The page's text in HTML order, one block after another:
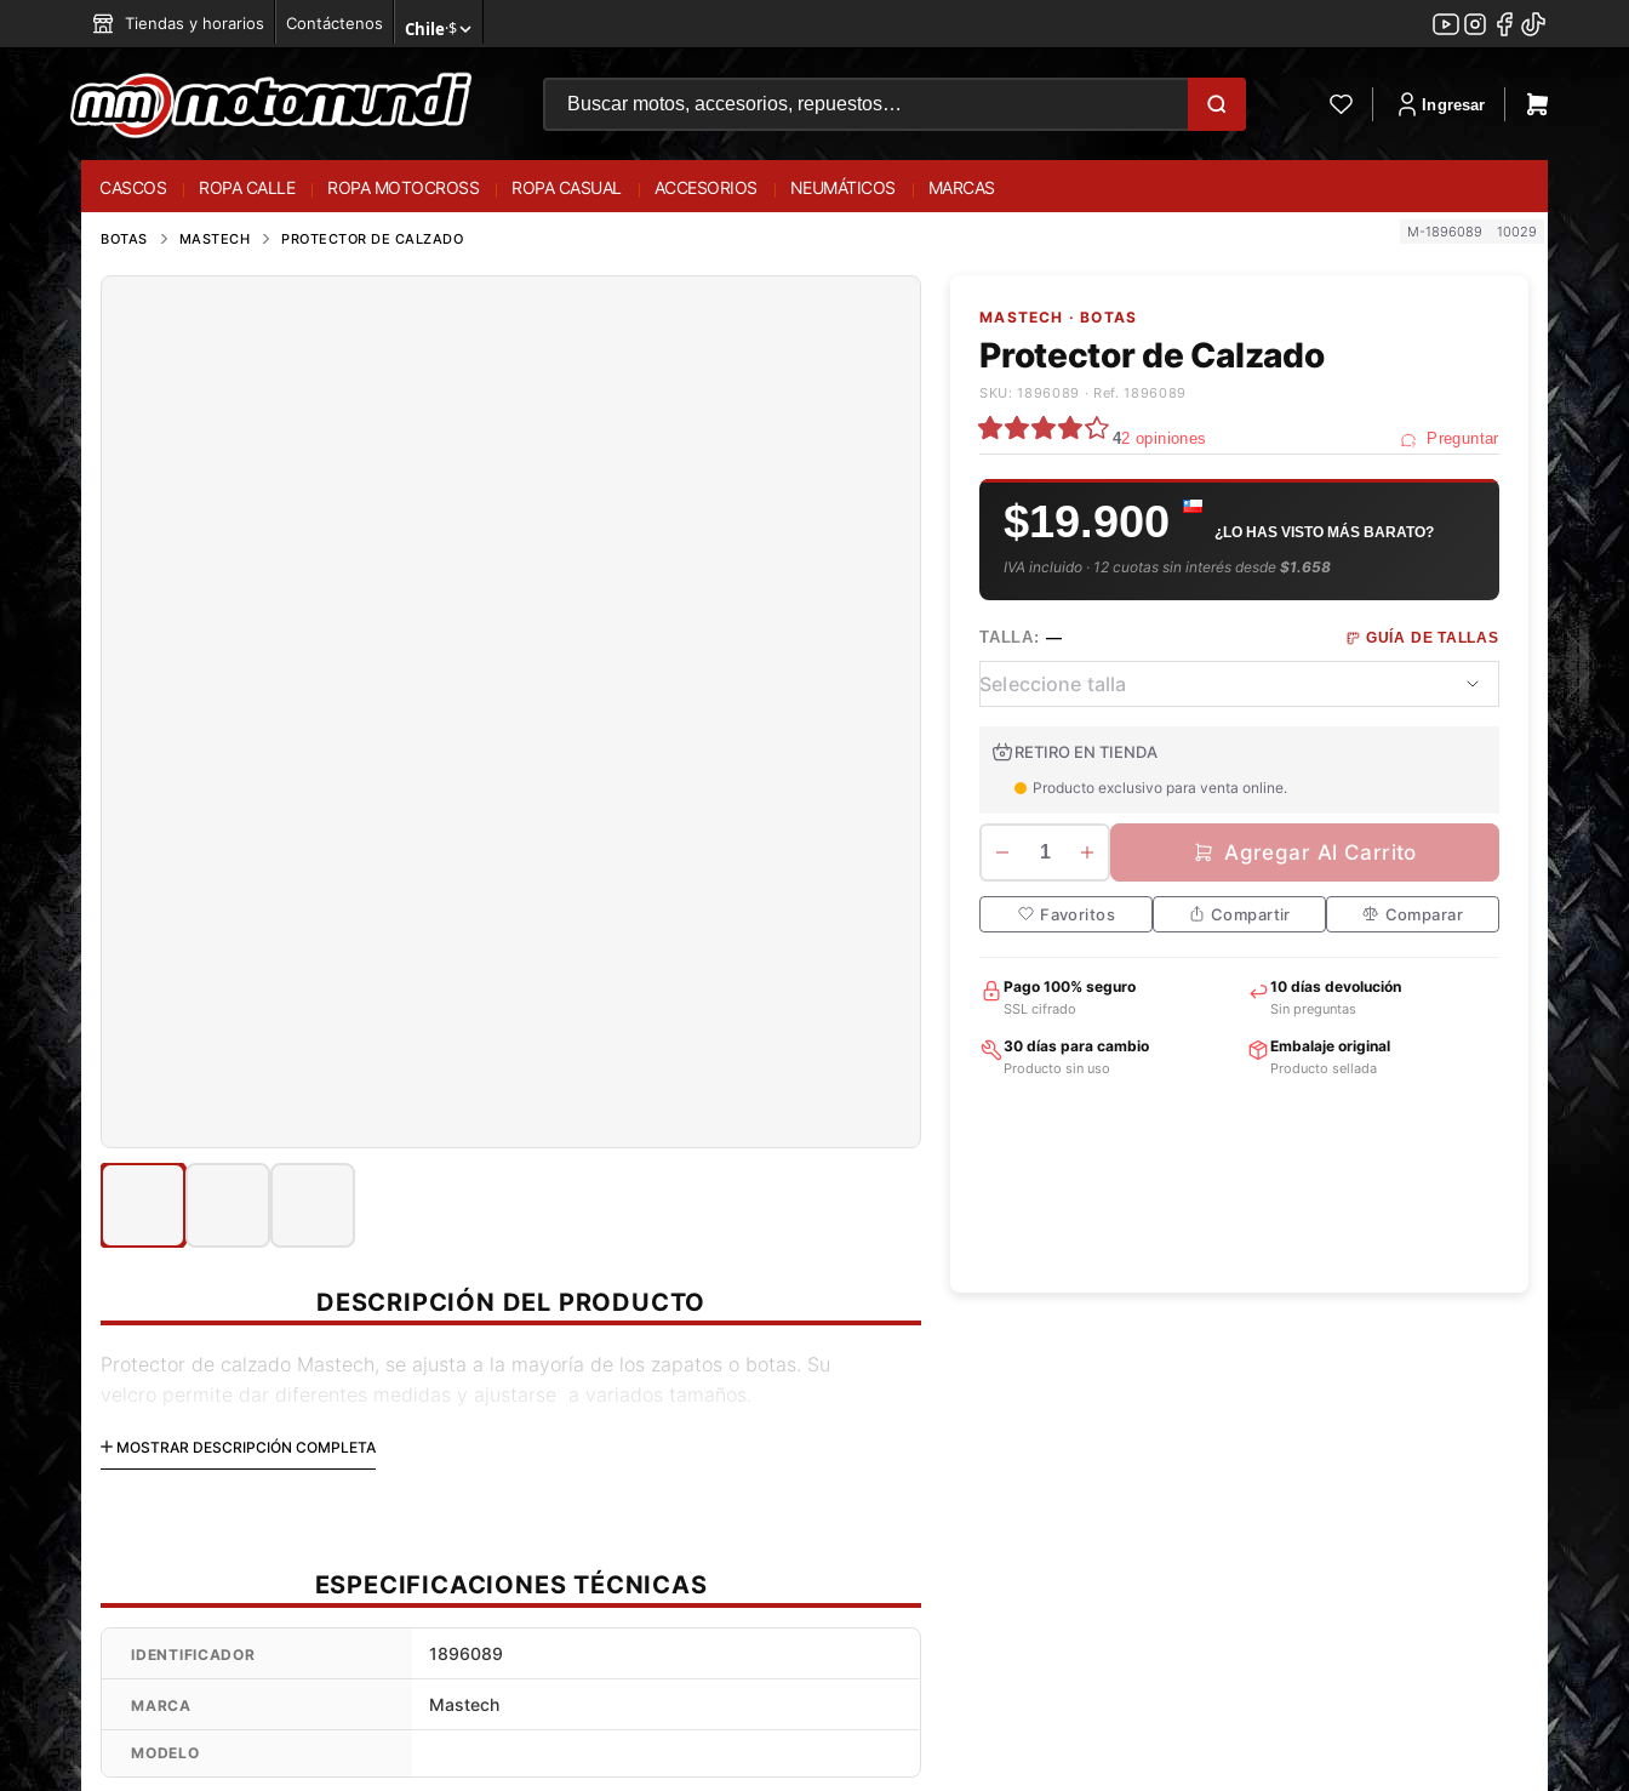
Tiendas y horarios Contáctenos Chile·$
Ingresar
CASCOS ROPA CALLE ROPA MOTOCROSS ROPA CASUAL ACCESORIOS NEUMÁTICOS MARCAS
BOTAS MASTECH PROTECTOR DE CALZADO M-1896089 10029
DESCRIPCIÓN DEL PRODUCTO
Protector de calzado Mastech, se ajusta a la mayoría de los zapatos o botas. Su
velcro permite dar diferentes medidas y ajustarse a variados tamaños.
Código: PN100.136
MOSTRAR DESCRIPCIÓN COMPLETA
ESPECIFICACIONES TÉCNICAS
IDENTIFICADOR 1896089
MARCA Mastech
MODELO
MASTECH · BOTAS
Protector de Calzado
SKU: 1896089 · Ref. 1896089
42 opiniones Preguntar
$19.900 ¿LO HAS VISTO MÁS BARATO?
IVA incluido · 12 cuotas sin interés desde$1.658
TALLA: — GUÍA DE TALLAS
RETIRO EN TIENDA
Producto exclusivo para venta online.
1 Agregar Al Carrito
Favoritos Compartir Comparar
Pago 100% seguro
SSL cifrado
10 días devolución
Sin preguntas
30 días para cambio
Producto sin uso
Embalaje original
Producto sellada